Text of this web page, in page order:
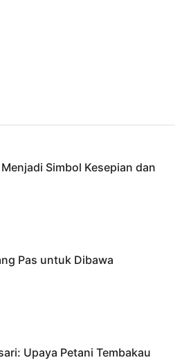
Simbol Kesepian dan
Pas untuk Dibawa
Upaya Petani Tembakau